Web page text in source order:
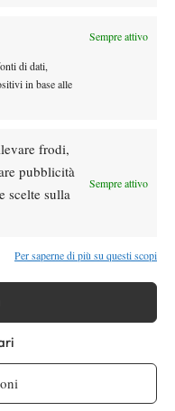
Sempre attivo
di dati,
in base alle
frodi,
pubblicità
scelte sulla
Sempre attivo
Per saperne di più su questi scopi
Aut-Trib Milano n°